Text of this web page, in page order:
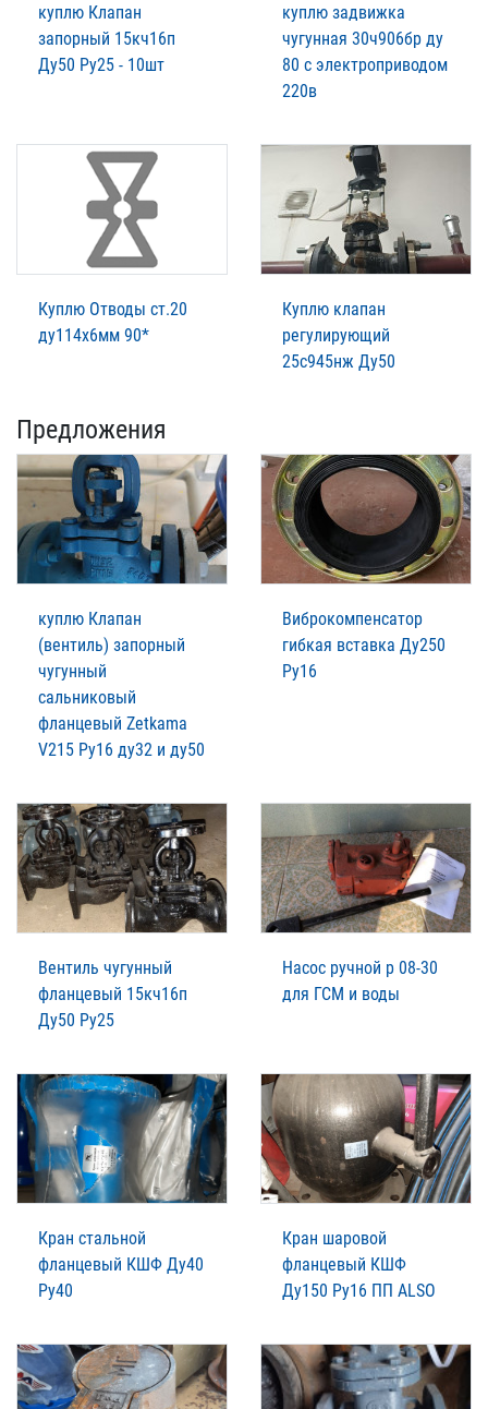
куплю Клапан
запорный 15кч16п
Ду50 Ру25 - 10шт
куплю задвижка
чугунная 30ч906бр ду
80 с электроприводом
220в
Куплю Отводы ст.20
ду114х6мм 90*
Куплю клапан
регулирующий
25с945нж Ду50
Предложения
куплю Клапан
(вентиль) запорный
чугунный
сальниковый
фланцевый Zetkama
V215 Ру16 ду32 и ду50
Виброкомпенсатор
гибкая вставка Ду250
Ру16
Вентиль чугунный
фланцевый 15кч16п
Ду50 Ру25
Насос ручной р 08-30
для ГСМ и воды
Кран стальной
фланцевый КШФ Ду40
Ру40
Кран шаровой
фланцевый КШФ
Ду150 Ру16 ПП ALSO